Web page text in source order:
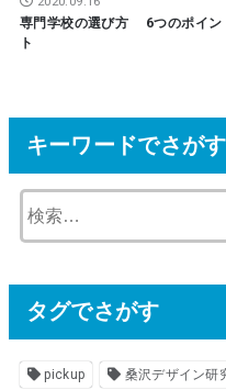
専門学校の選び方 6つのポイン
ト
キーワードでさがす
タグでさがす
pickup 桑沢デザイン研